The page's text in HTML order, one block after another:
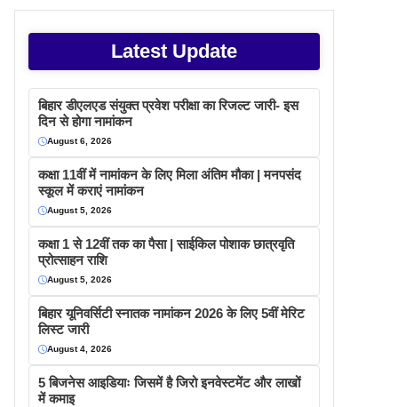
Latest Update
बिहार डीएलएड संयुक्त प्रवेश परीक्षा का रिजल्ट जारी- इस
दिन से होगा नामांकन
August 6, 2026
कक्षा 11वीं में नामांकन के लिए मिला अंतिम मौका | मनपसंद
स्कूल में कराएं नामांकन
August 5, 2026
कक्षा 1 से 12वीं तक का पैसा | साईकिल पोशाक छात्रवृति
प्रोत्साहन राशि
August 5, 2026
बिहार यूनिवर्सिटी स्नातक नामांकन 2026 के लिए 5वीं मेरिट
लिस्ट जारी
August 4, 2026
5 बिजनेस आइडियाः जिसमें है जिरो इनवेस्टमेंट और लाखों
में कमाइ